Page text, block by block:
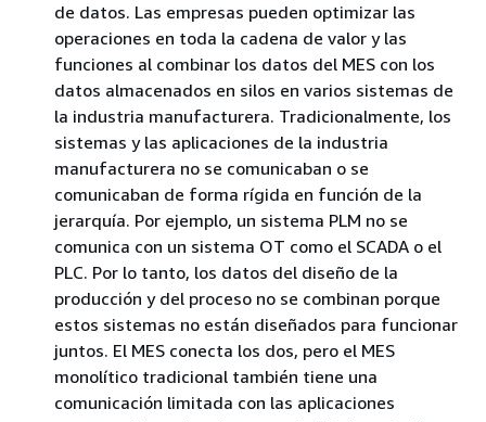
de datos. Las empresas pueden optimizar las
operaciones en toda la cadena de valor y las
funciones al combinar los datos del MES con los
datos almacenados en silos en varios sistemas de
la industria manufacturera. Tradicionalmente, los
sistemas y las aplicaciones de la industria
manufacturera no se comunicaban o se
comunicaban de forma rígida en función de la
jerarquía. Por ejemplo, un sistema PLM no se
comunica con un sistema OT como el SCADA o el
PLC. Por lo tanto, los datos del diseño de la
producción y del proceso no se combinan porque
estos sistemas no están diseñados para funcionar
juntos. El MES conecta los dos, pero el MES
monolítico tradicional también tiene una
comunicación limitada con las aplicaciones